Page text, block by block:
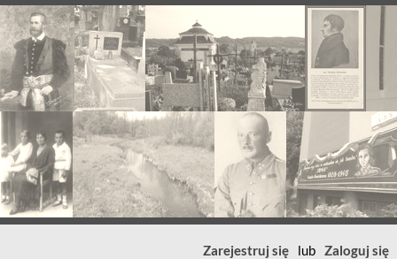
Zarejestruj się lub Zaloguj się